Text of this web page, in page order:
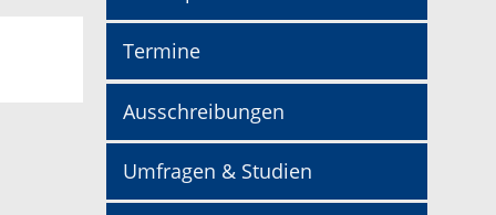
Termine
Ausschreibungen
Umfragen & Studien